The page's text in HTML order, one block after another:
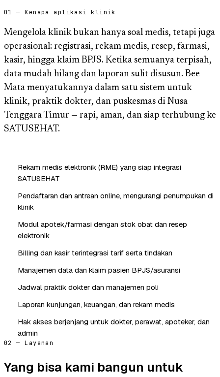
01 — Kenapa aplikasi klinik
Mengelola klinik bukan hanya soal medis, tetapi juga
operasional: registrasi, rekam medis, resep, farmasi,
kasir, hingga klaim BPJS. Ketika semuanya terpisah,
data mudah hilang dan laporan sulit disusun. Bee
Mata menyatukannya dalam satu sistem untuk
klinik, praktik dokter, dan puskesmas di Nusa
Tenggara Timur — rapi, aman, dan siap terhubung ke
SATUSEHAT.
Rekam medis elektronik (RME) yang siap integrasi
SATUSEHAT
Pendaftaran dan antrean online, mengurangi penumpukan di
klinik
Modul apotek/farmasi dengan stok obat dan resep
elektronik
Billing dan kasir terintegrasi tarif serta tindakan
Manajemen data dan klaim pasien BPJS/asuransi
Jadwal praktik dokter dan manajemen poli
Laporan kunjungan, keuangan, dan rekam medis
Hak akses berjenjang untuk dokter, perawat, apoteker, dan
admin
02 — Layanan
Yang bisa kami bangun untuk